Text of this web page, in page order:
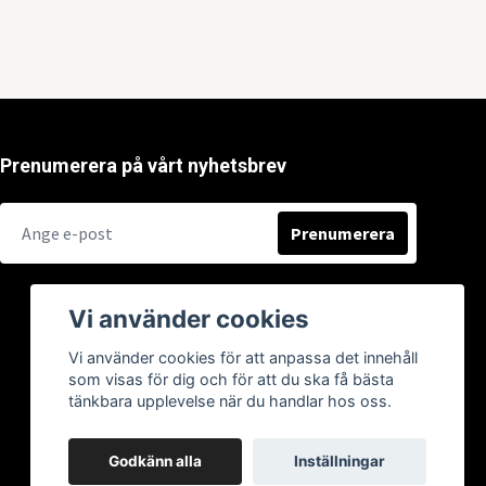
Prenumerera på vårt nyhetsbrev
Prenumerera
Vi använder cookies
Vi använder cookies för att anpassa det innehåll
som visas för dig och för att du ska få bästa
tänkbara upplevelse när du handlar hos oss.
Godkänn alla Inställningar